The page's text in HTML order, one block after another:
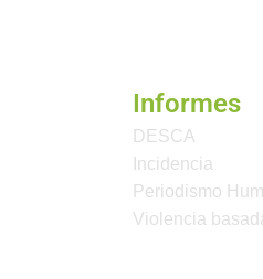
Informes
DESCA
Incidencia
Periodismo
Violencia